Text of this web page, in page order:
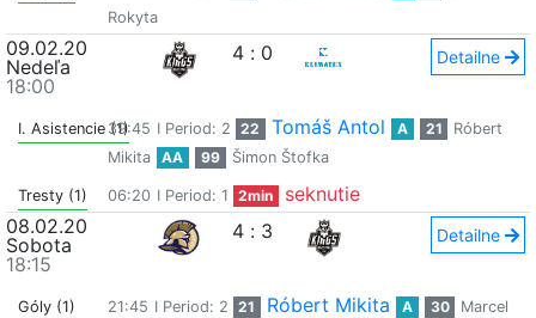
Rokyta
09.02.20
Nedeľa
18:00
4 : 0 Detailne
I. Asistencie (1)39:45 I Period: 2 22 Tomáš Antol A 21
Róbert
Mikita
AA 99 Šimon Štofka
Tresty (1) 06:20 I Period: 1 2min
seknutie
08.02.20
Sobota
18:15
4 : 3 Detailne
Góly (1) 21:45 I Period: 2 21 Róbert Mikita A 30
Marcel